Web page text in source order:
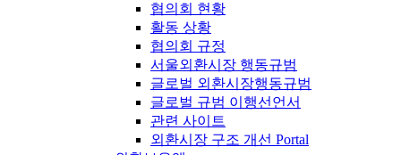
협의회 현황
활동 상황
협의회 규정
서울외환시장 행동규범
글로벌 외환시장행동규범
글로벌 규범 이행선언서
관련 사이트
외환시장 구조 개선 Portal